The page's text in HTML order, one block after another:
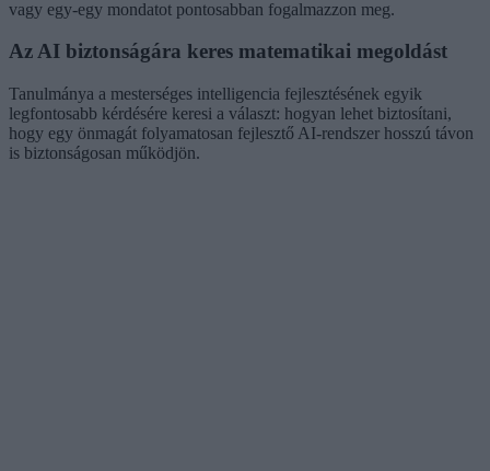
vagy egy-egy mondatot pontosabban fogalmazzon meg.
Az AI biztonságára keres matematikai megoldást
Tanulmánya a mesterséges intelligencia fejlesztésének egyik
legfontosabb kérdésére keresi a választ: hogyan lehet biztosítani,
hogy egy önmagát folyamatosan fejlesztő AI-rendszer hosszú távon
is biztonságosan működjön.